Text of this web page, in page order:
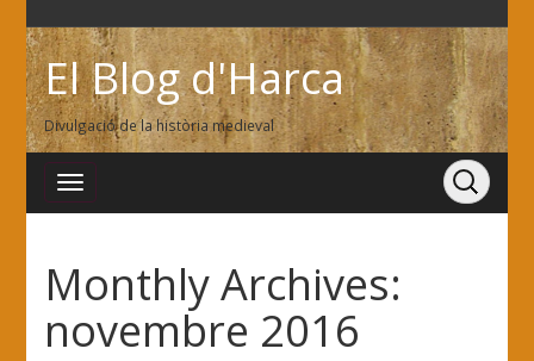
El Blog d'Harca
Divulgació de la història medieval
Monthly Archives:
novembre 2016